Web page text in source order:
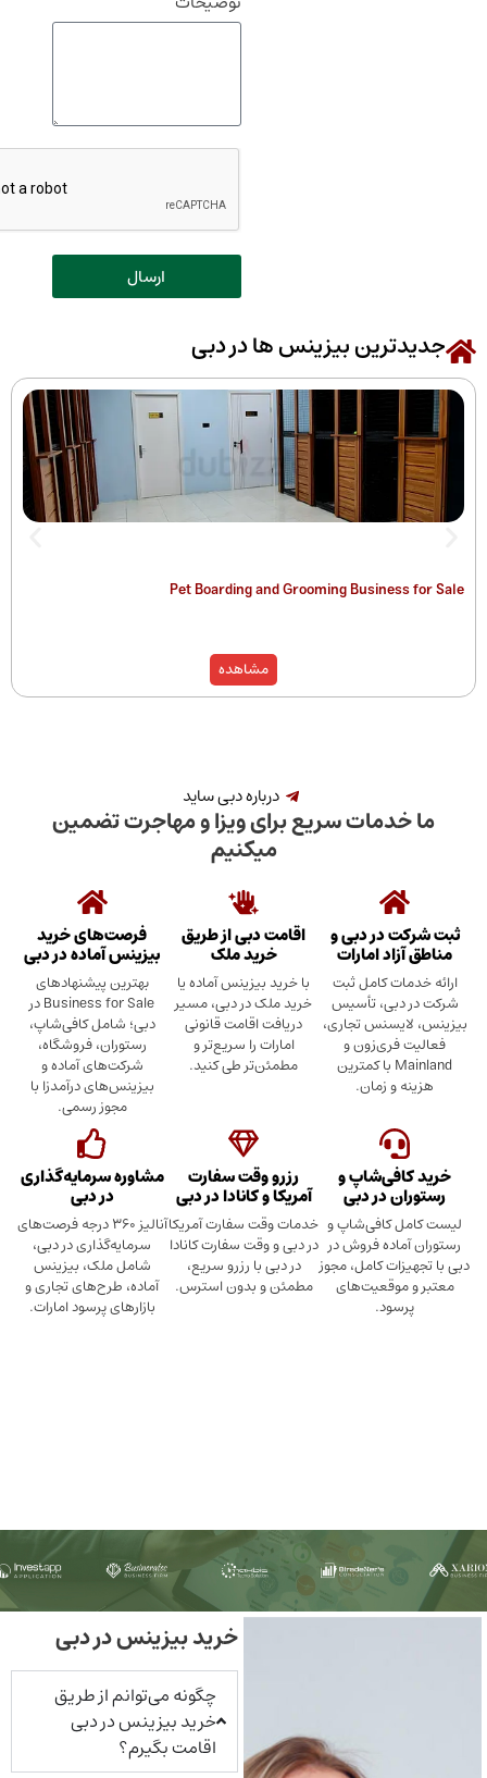
بیزینس ها در دبی
Pet Boarding and Grooming
درباره دبی ساید
سریع برای ویزا و مهاجرت تضمین
در دبی و
امارات
کامل ثبت
تأسیس
تجاری،
و
Mainland با کمترین
اقامت دبی از طریق
خرید ملک
با خرید بیزینس آماده یا
خرید ملک در دبی، مسیر
دریافت اقامت قانونی
امارات را سریع‌تر و
مطمئن‌تر طی کنید.
فرصت‌های خرید
بیزینس آماده در دبی
بهترین پیشنهادهای
Business for Sale در
دبی؛ شامل کافی‌شاپ،
رستوران، فروشگاه،
شرکت‌های آماده و
بیزینس‌های درآمدزا با
و
در دبی
و
فروش در
کامل، مجوز
رزرو وقت سفارت
آمریکا و کانادا در دبی
خدمات وقت سفارت آمریکا
در دبی و وقت سفارت کانادا
در دبی با رزرو سریع،
مطمئن و بدون استرس.
مشاوره سرمایه‌گذاری
در دبی
آنالیز ۳۶۰ درجه فرصت‌های
سرمایه‌گذاری در دبی،
شامل ملک، بیزینس
آماده، طرح‌های تجاری و
بازارهای پرسود امارات.
خرید بیزینس در دبی
چگونه می‌توانم از طریق
خرید بیزینس در دبی
اقامت بگیرم؟